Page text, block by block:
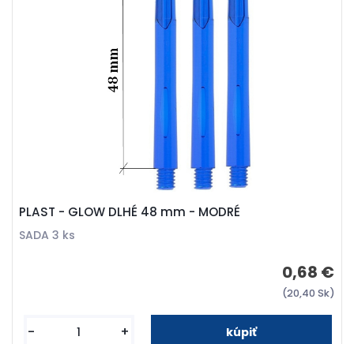
PLAST - GLOW DLHÉ 48 mm - MODRÉ
SADA 3 ks
0,68 €
(20,40 Sk)
- +